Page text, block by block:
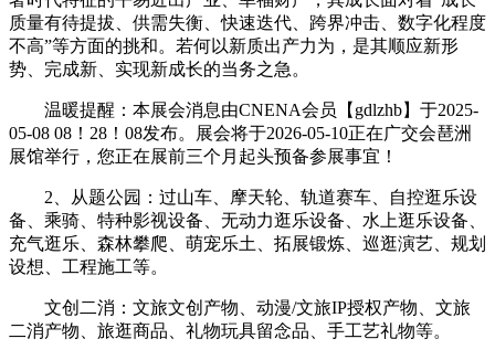
质量有待提拔、供需失衡、快速迭代、跨界冲击、数字化程度
不高”等方面的挑和。若何以新质出产力为，是其顺应新形
势、完成新、实现新成长的当务之急。
温暖提醒：本展会消息由CNENA会员【gdlzhb】于2025-
05-08 08！28！08发布。展会将于2026-05-10正在广交会琶洲
展馆举行，您正在展前三个月起头预备参展事宜！
2、从题公园：过山车、摩天轮、轨道赛车、自控逛乐设
备、乘骑、特种影视设备、无动力逛乐设备、水上逛乐设备、
充气逛乐、森林攀爬、萌宠乐土、拓展锻炼、巡逛演艺、规划
设想、工程施工等。
文创二消：文旅文创产物、动漫/文旅IP授权产物、文旅
二消产物、旅逛商品、礼物玩具留念品、手工艺礼物等。